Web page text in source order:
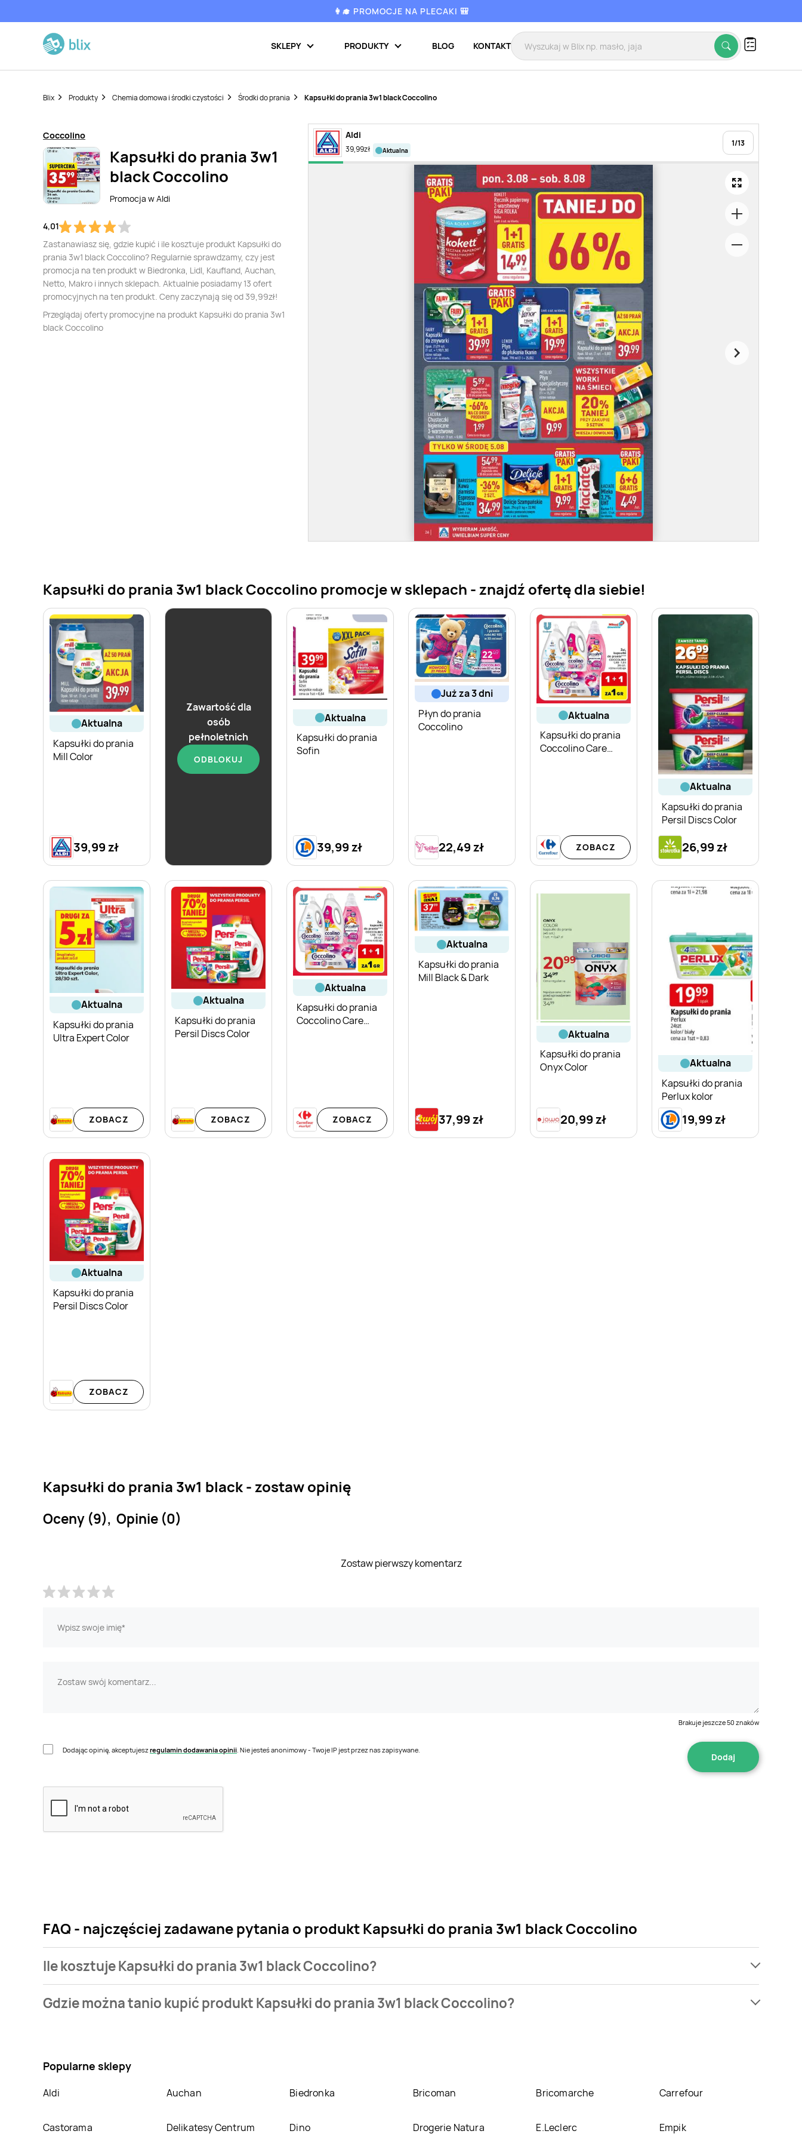
👩‍🎓 PROMOCJE NA PLECAKI 🎒
SKLEPY PRODUKTY BLOG KONTAKT
Blix Produkty Chemia domowa i środki czystości Środki do prania Kapsułki do prania 3w1 black Coccolino
Coccolino
Kapsułki do prania 3w1
black Coccolino
Promocja wAldi
4,01
Zastanawiasz się, gdzie kupić i ile kosztuje produkt Kapsułki do
prania 3w1 black Coccolino? Regularnie sprawdzamy, czy jest
promocja na ten produkt w Biedronka, Lidl, Kaufland, Auchan,
Netto, Makro i innych sklepach. Aktualnie posiadamy 13 ofert
promocyjnych na ten produkt. Ceny zaczynają się od 39,99zł!
Przeglądaj oferty promocyjne na produkt Kapsułki do prania 3w1
black Coccolino
Aldi
39,99zł aktualna
1/13
Kapsułki do prania 3w1 black Coccolino promocje w sklepach - znajdź ofertę dla siebie!
aktualna
Kapsułki do prania
Mill Color
39,99 zł
Zawartość dla
osób
pełnoletnich
ODBLOKUJ
aktualna
Kapsułki do prania
Cleox
aktualna
Kapsułki do prania
Sofin
39,99 zł
już za 3 dni
Płyn do prania
Coccolino
22,49 zł
aktualna
Kapsułki do prania
Coccolino Care
ZOBACZ
aktualna
Kapsułki do prania
Persil Discs Color
26,99 zł
aktualna
Kapsułki do prania
Ultra Expert Color
ZOBACZ
aktualna
Kapsułki do prania
Persil Discs Color
ZOBACZ
aktualna
Kapsułki do prania
Coccolino Care
ZOBACZ
aktualna
Kapsułki do prania
Mill Black & Dark
37,99 zł
aktualna
Kapsułki do prania
Onyx Color
20,99 zł
aktualna
Kapsułki do prania
Perlux kolor
19,99 zł
aktualna
Kapsułki do prania
Persil Discs Color
ZOBACZ
Kapsułki do prania 3w1 black - zostaw opinię
Oceny (9), Opinie (0)
Zostaw pierwszy komentarz
Brakuje jeszcze50 znaków
Dodając opinię, akceptujeszregulamin dodawania opinii . Nie jesteś anonimowy - Twoje IP jest przez nas zapisywane.
FAQ - najczęściej zadawane pytania o produkt Kapsułki do prania 3w1 black Coccolino
Ile kosztuje Kapsułki do prania 3w1 black Coccolino?
mamy w naszej bazie jest z sieci Aldi . Kapsułki do prania 3w1 black Coccolino kosztuje aktualnie .Zobacz ofertę
Gdzie można tanio kupić produkt Kapsułki do prania 3w1 black Coccolino?
Popularne sklepy
Aldi Auchan Biedronka Bricoman Bricomarche Carrefour
Castorama Delikatesy Centrum Dino Drogerie Natura E.Leclerc Empik